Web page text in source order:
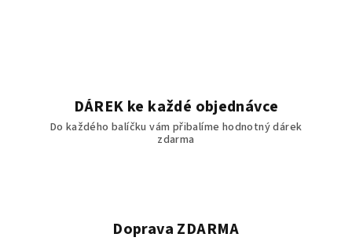
DÁREK ke každé objednávce
Do každého balíčku vám přibalíme hodnotný dárek
zdarma
Doprava ZDARMA